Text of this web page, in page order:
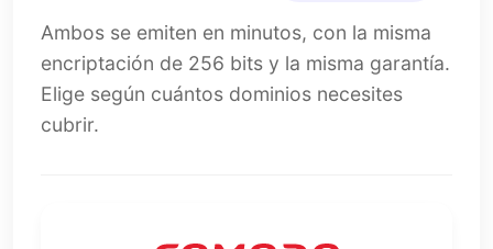
Ambos se emiten en minutos, con la misma
encriptación de 256 bits y la misma garantía.
Elige según cuántos dominios necesites
cubrir.